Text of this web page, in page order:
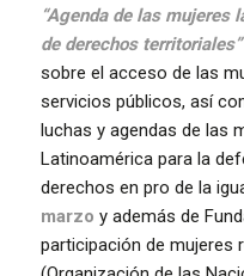
“Agenda de las mujeres
de derechos territoriales”
sobre el acceso de las
servicios públicos, así
luchas y agendas de las
Latinoamérica para la
derechos en pro de la
marzo y además de
participación de mujeres